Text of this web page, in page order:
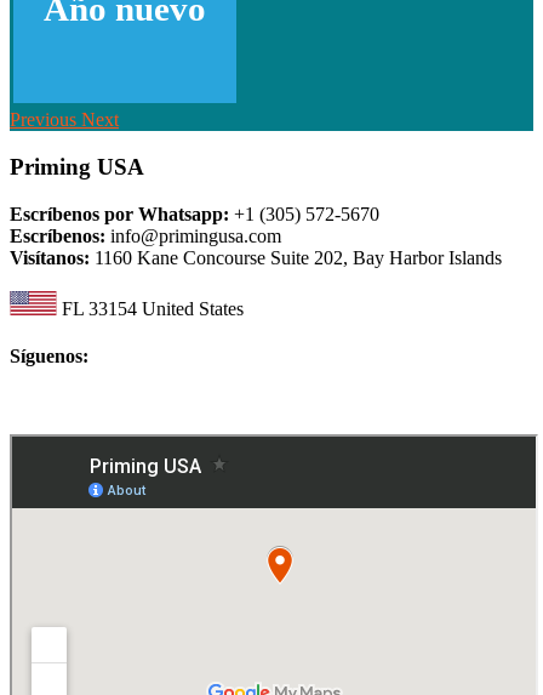
Año nuevo
Previous Next
Priming USA
Escríbenos por Whatsapp: +1 (305) 572-5670
Escríbenos: info@primingusa.com
Visítanos: 1160 Kane Concourse Suite 202, Bay Harbor Islands
FL 33154 United States
Síguenos: